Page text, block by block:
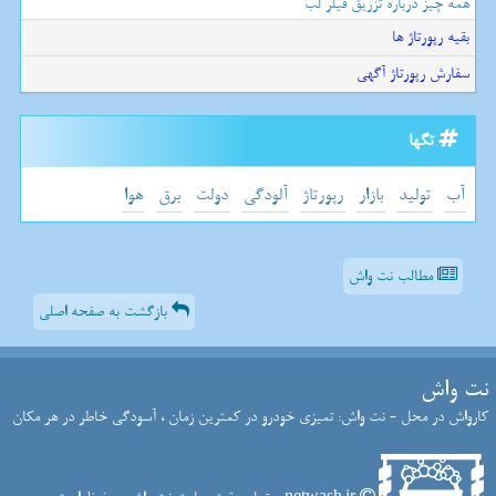
بقیه رپورتاژ ها
سفارش رپورتاژ آگهی
تگها
آب تولید بازار رپورتاژ آلودگی دولت برق هوا
مطالب نت واش
بازگشت به صفحه اصلی
نت واش
کارواش در محل - نت واش: تمیزی خودرو در کمترین زمان ، آسودگی خاطر در هر مکان